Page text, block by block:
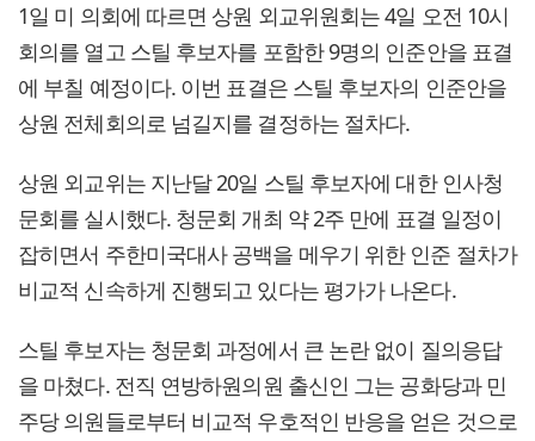
1일 미 의회에 따르면 상원 외교위원회는 4일 오전 10시
회의를 열고 스틸 후보자를 포함한 9명의 인준안을 표결
에 부칠 예정이다. 이번 표결은 스틸 후보자의 인준안을
상원 전체회의로 넘길지를 결정하는 절차다.
상원 외교위는 지난달 20일 스틸 후보자에 대한 인사청
문회를 실시했다. 청문회 개최 약 2주 만에 표결 일정이
잡히면서 주한미국대사 공백을 메우기 위한 인준 절차가
비교적 신속하게 진행되고 있다는 평가가 나온다.
스틸 후보자는 청문회 과정에서 큰 논란 없이 질의응답
을 마쳤다. 전직 연방하원의원 출신인 그는 공화당과 민
주당 의원들로부터 비교적 우호적인 반응을 얻은 것으로